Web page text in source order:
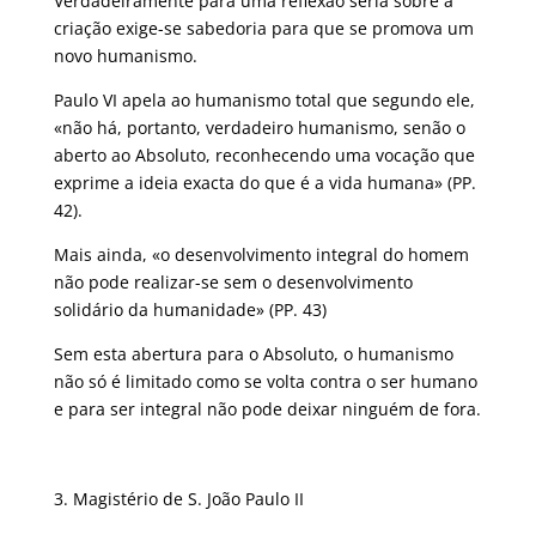
criação exige-se sabedoria para que se promova um
novo humanismo.
Paulo VI apela ao humanismo total que segundo ele,
«não há, portanto, verdadeiro humanismo, senão o
aberto ao Absoluto, reconhecendo uma vocação que
exprime a ideia exacta do que é a vida humana» (PP.
42).
Mais ainda, «o desenvolvimento integral do homem
não pode realizar-se sem o desenvolvimento
solidário da humanidade» (PP. 43)
Sem esta abertura para o Absoluto, o humanismo
não só é limitado como se volta contra o ser humano
e para ser integral não pode deixar ninguém de fora.
Magistério de S. João Paulo II